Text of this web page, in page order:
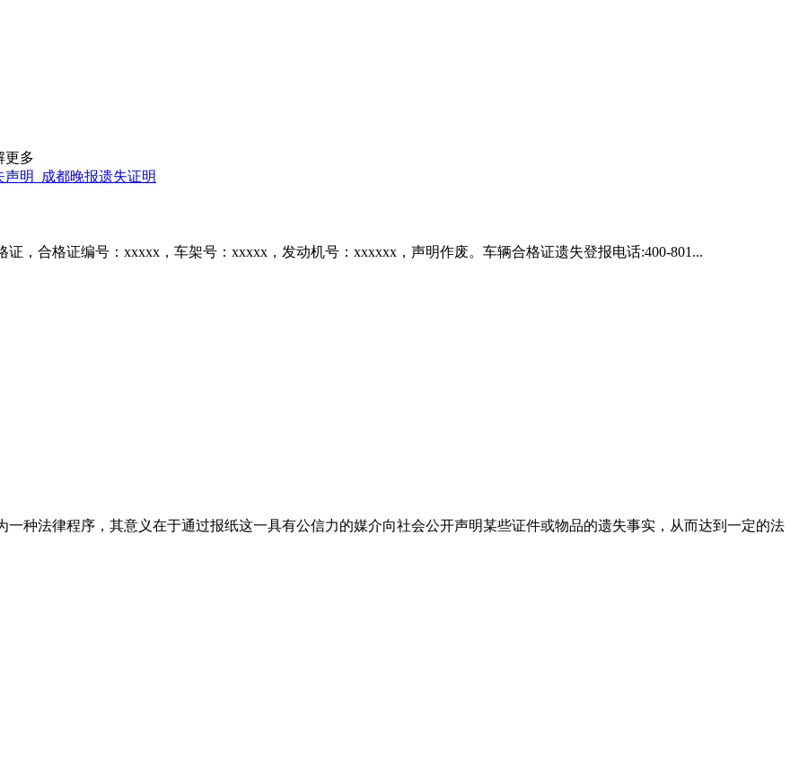
更多
明_成都晚报遗失证明
，合格证编号：xxxxx，车架号：xxxxx，发动机号：xxxxxx，声明作废。车辆合格证遗失登报电话:400-801...
种法律程序，其意义在于通过报纸这一具有公信力的媒介向社会公开声明某些证件或物品的遗失事实，从而达到一定的法